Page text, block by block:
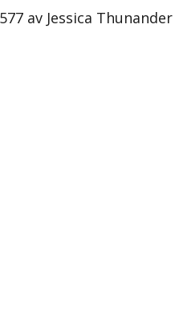
av Jessica Thunander